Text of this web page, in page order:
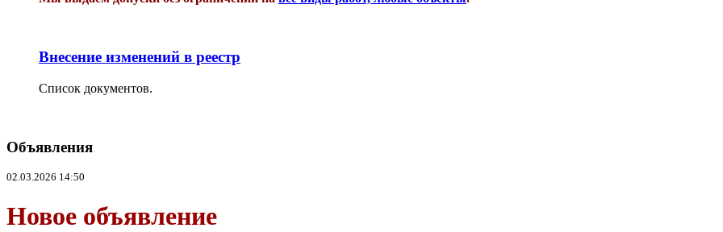
Внесение изменений в реестр
Список документов.
Объявления
02.03.2026 14:50
Новое объявление